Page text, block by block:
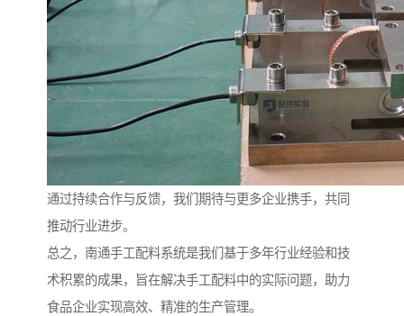
通过持续合作与反馈，我们期待与更多企业携手，共同
推动行业进步。
总之，南通手工配料系统是我们基于多年行业经验和技
术积累的成果，旨在解决手工配料中的实际问题，助力
食品企业实现高效、精准的生产管理。